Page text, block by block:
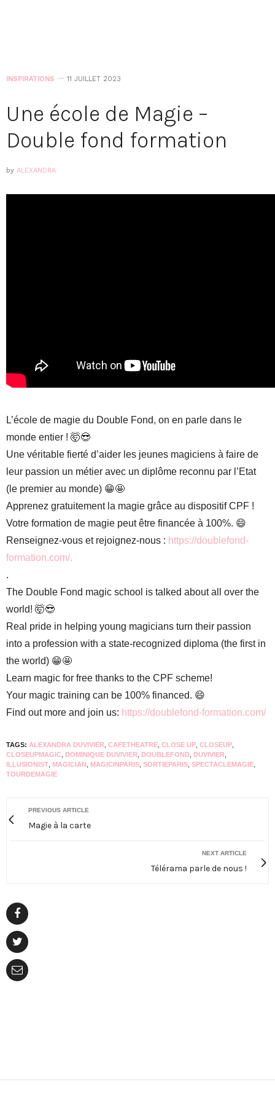
INSPIRATIONS 11 JUILLET 2023
Une école de Magie –
Double fond formation
by ALEXANDRA
L’école de magie du Double Fond, on en parle dans le
monde entier ! 🤯😎
Une véritable fierté d’aider les jeunes magiciens à faire de
leur passion un métier avec un diplôme reconnu par l’Etat
(le premier au monde) 😁🤩
Apprenez gratuitement la magie grâce au dispositif CPF !
Votre formation de magie peut être financée à 100%. 😄
Renseignez-vous et rejoignez-nous : https://doublefond-
formation.com/.
.
The Double Fond magic school is talked about all over the
world! 🤯😎
Real pride in helping young magicians turn their passion
into a profession with a state-recognized diploma (the first in
the world) 😁🤩
Learn magic for free thanks to the CPF scheme!
Your magic training can be 100% financed. 😄
Find out more and join us: https://doublefond-formation.com/
TAGS: ALEXANDRA DUVIVIER CAFETHEATRE CLOSE UP CLOSEUP
CLOSEUPMAGIC
DOMINIQUE DUVIVIER DOUBLEFOND DUVIVIER
ILLUSIONIST
MAGICIAN MAGICINPARIS SORTIEPARIS SPECTACLEMAGIE
TOURDEMAGIE
PREVIOUS ARTICLE
Magie à la carte
NEXT ARTICLE
Télérama parle de nous !